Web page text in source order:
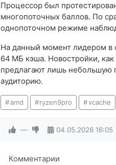
Процессор был
многопоточных баллов. По
однопоточном режиме
На данный момент лидером в
64 МБ кэша. Новостройки,
предлагают лишь небольшую
аудиторию.
amd ryzen9pro vcache
— 04.05.2026 16:05
Комментарии